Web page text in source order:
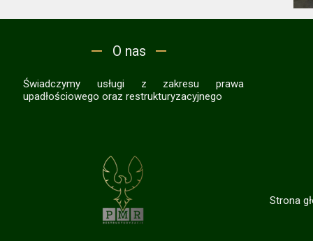
Strona
Świadczymy usługi z zakresu prawa
upadłościowego oraz restrukturyzacyjnego
O nas